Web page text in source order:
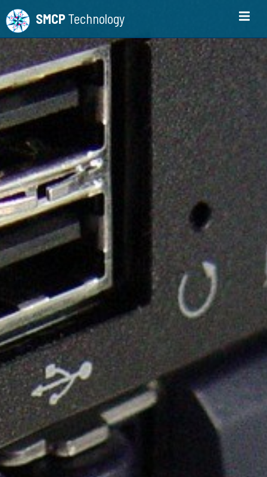
SMCPTechnology